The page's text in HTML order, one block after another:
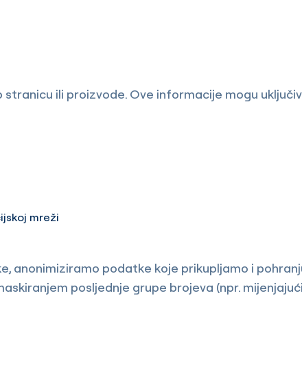
ili proizvode. Ove informacije mogu
mreži
podatke koje prikupljamo i
posljednje grupe brojeva (npr. mijenjajući